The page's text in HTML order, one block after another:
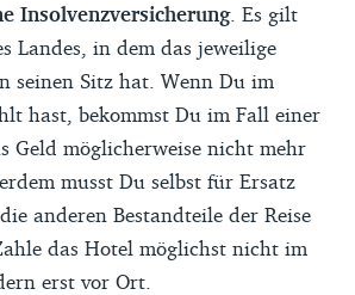
Insolvenzversicherung. Es gilt
Landes, in dem das jeweilige
seinen Sitz hat. Wenn Du im
hast, bekommst Du im Fall einer
Geld möglicherweise nicht mehr
musst Du selbst für Ersatz
anderen Bestandteile der Reise
das Hotel möglichst nicht im
erst vor Ort.